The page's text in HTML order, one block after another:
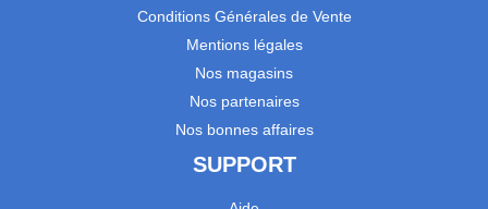
Conditions Générales de Vente
Mentions légales
Nos magasins
Nos partenaires
Nos bonnes affaires
SUPPORT